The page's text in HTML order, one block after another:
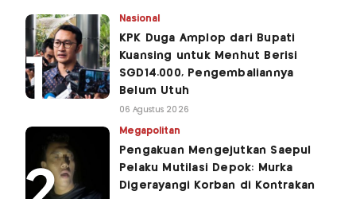
Nasional
KPK Duga Amplop dari Bupati
Kuansing untuk Menhut Berisi
SGD14.000, Pengembaliannya
Belum Utuh
06 Agustus 2026
Megapolitan
Pengakuan Mengejutkan Saepul
Pelaku Mutilasi Depok: Murka
Digerayangi Korban di Kontrakan